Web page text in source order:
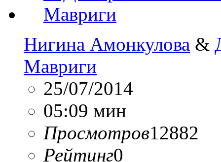
Нигина Амонкулова &
Мавриги
25/07/2014
05:09 мин
Просмотров12882
Рейтинг0